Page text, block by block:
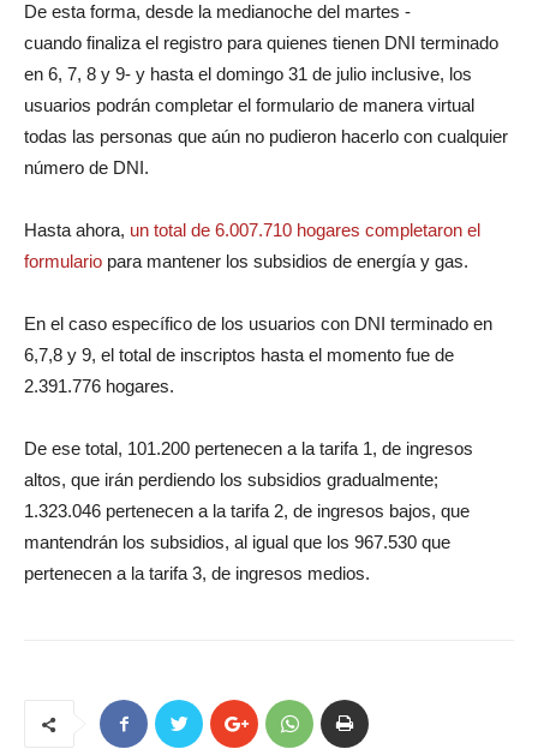
De esta forma, desde la medianoche del martes -
cuando finaliza el registro para quienes tienen DNI terminado
en 6, 7, 8 y 9- y hasta el domingo 31 de julio inclusive, los
usuarios podrán completar el formulario de manera virtual
todas las personas que aún no pudieron hacerlo con cualquier
número de DNI.
Hasta ahora, un total de 6.007.710 hogares completaron el
formulario para mantener los subsidios de energía y gas.
En el caso específico de los usuarios con DNI terminado en
6,7,8 y 9, el total de inscriptos hasta el momento fue de
2.391.776 hogares.
De ese total, 101.200 pertenecen a la tarifa 1, de ingresos
altos, que irán perdiendo los subsidios gradualmente;
1.323.046 pertenecen a la tarifa 2, de ingresos bajos, que
mantendrán los subsidios, al igual que los 967.530 que
pertenecen a la tarifa 3, de ingresos medios.